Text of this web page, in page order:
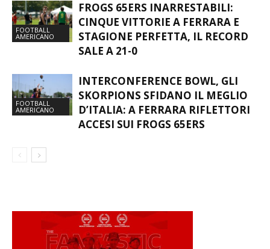
FOOTBALL
AMERICANO
FROGS 65ERS INARRESTABILI:
CINQUE VITTORIE A FERRARA E
STAGIONE PERFETTA, IL RECORD
SALE A 21-0
FOOTBALL
AMERICANO
INTERCONFERENCE BOWL, GLI
SKORPIONS SFIDANO IL MEGLIO
D’ITALIA: A FERRARA RIFLETTORI
ACCESI SUI FROGS 65ERS